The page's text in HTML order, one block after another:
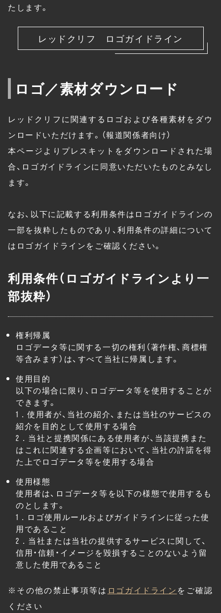
たします。
レッドクリフ ロゴガイドライン
ロゴ／素材ダウンロード
レッドクリフに関連するロゴおよび各種素材をダウ
ンロードいただけます。（報道関係者向け）
本ページよりプレスキットをダウンロードされた場
合、ロゴガイドラインに同意いただいたものとみなし
ます。
なお、以下に記載する利用条件はロゴガイドラインの
一部を抜粋したものであり、利用条件の詳細について
はロゴガイドラインをご確認ください。
利用条件（ロゴガイドラインより一
部抜粋）
権利帰属
ロゴデータ等に関する一切の権利（著作権、商標権
等含みます）は、すべて当社に帰属します。
使用目的
以下の場合に限り、ロゴデータ等を使用することが
できます。
1．使用者が、当社の紹介、または当社のサービスの
紹介を目的として使用する場合
2．当社と提携関係にある使用者が、当該提携また
はこれに関連する企画等において、当社の許諾を得
た上でロゴデータ等を使用する場合
使用様態
使用者は、ロゴデータ等を以下の様態で使用するも
のとします。
1．ロゴ使用ルールおよびガイドラインに従った使
用であること
2．当社または当社の提供するサービスに関して、
信用・信頼・イメージを毀損することのないよう留
意した使用であること
※その他の禁止事項等は ロゴガイドライン をご確認
ください